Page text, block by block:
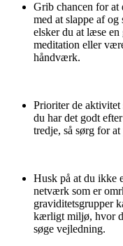
Grib chancen for
med at slappe af og
elsker du at læse
meditation eller
håndværk.
Prioriter de
du har det godt
tredje, så sørg for
Husk på at du ikke
netværk som er
graviditetsgrupper
kærligt miljø, hvor
søge vejledning.